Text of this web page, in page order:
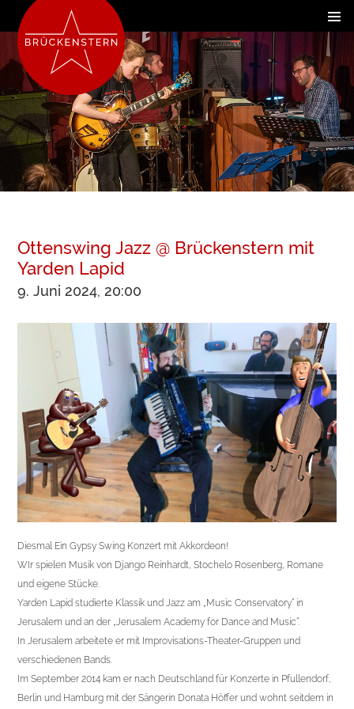
Ottenswing Jazz @ Brückenstern mit
Yarden Lapid
9. Juni 2024, 20:00
Diesmal Ein Gypsy Swing Konzert mit Akkordeon!
WIr spielen Musik von Django Reinhardt, Stochelo Rosenberg, Romane
und eigene Stücke.
Yarden Lapid studierte Klassik und Jazz am „Music Conservatory“ in
Jerusalem und an der „Jerusalem Academy for Dance and Music“.
In Jerusalem arbeitete er mit Improvisations-Theater-Gruppen und
verschiedenen Bands.
Im September 2014 kam er nach Deutschland für Konzerte in Pfullendorf,
Berlin und Hamburg mit der Sängerin Donata Höffer und wohnt seitdem in